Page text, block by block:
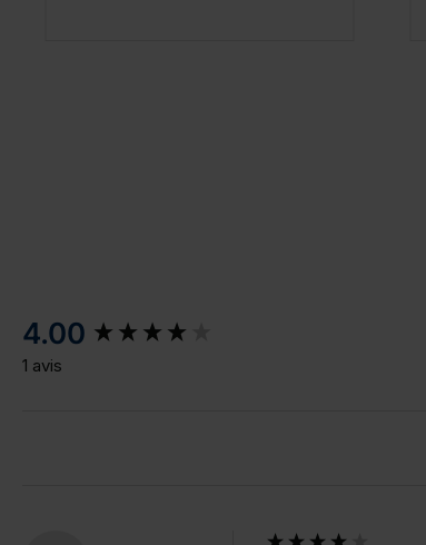
4.00
1 avis
New content loaded